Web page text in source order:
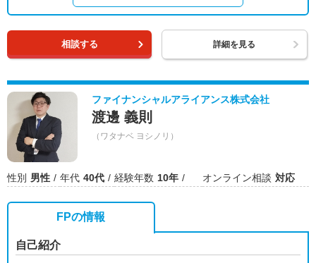
相談する 詳細を見る
ファイナンシャルアライアンス株式会社
渡邊 義則
（ワタナベ ヨシノリ）
性別 男性 年代 40代 経験年数 10年 オンライン相談 対応
FPの情報
自己紹介